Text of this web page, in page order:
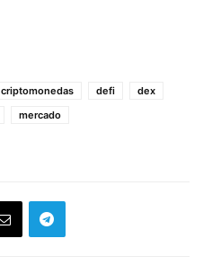
criptomonedas defi
dex
mercado